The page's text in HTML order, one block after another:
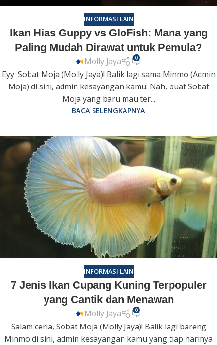
INFORMASI LAIN
Ikan Hias Guppy vs GloFish: Mana yang
Paling Mudah Dirawat untuk Pemula?
Molly Jaya 0
Eyy, Sobat Moja (Molly Jaya)! Balik lagi sama Minmo (Admin
Moja) di sini, admin kesayangan kamu. Nah, buat Sobat
Moja yang baru mau ter...
BACA SELENGKAPNYA
INFORMASI LAIN
7 Jenis Ikan Cupang Kuning Terpopuler
yang Cantik dan Menawan
Molly Jaya 0
Salam ceria, Sobat Moja (Molly Jaya)! Balik lagi bareng
Minmo di sini, admin kesayangan kamu yang tiap harinya